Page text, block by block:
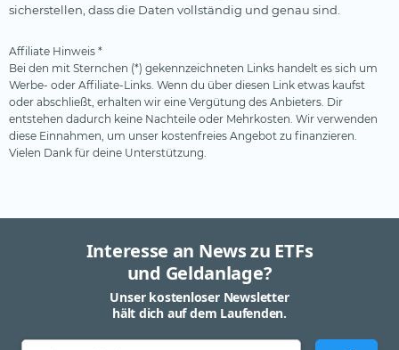
sicherstellen, dass die Daten vollständig und genau sind.
Affiliate Hinweis *
Bei den mit Sternchen (*) gekennzeichneten Links handelt es sich um
Werbe- oder Affiliate-Links. Wenn du über diesen Link etwas kaufst
oder abschließt, erhalten wir eine Vergütung des Anbieters. Dir
entstehen dadurch keine Nachteile oder Mehrkosten. Wir verwenden
diese Einnahmen, um unser kostenfreies Angebot zu finanzieren.
Vielen Dank für deine Unterstützung.
Interesse an News zu ETFs
und Geldanlage?
Unser kostenloser Newsletter
hält dich auf dem Laufenden.